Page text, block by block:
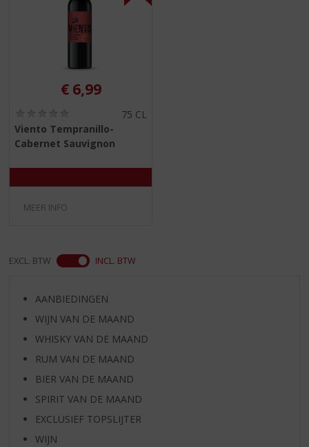
€ 6,99
,
0
5
75 CL
Viento Tempranillo-
Cabernet Sauvignon
MEER INFO
EXCL. BTW INCL. BTW
AANBIEDINGEN
WIJN VAN DE MAAND
WHISKY VAN DE MAAND
RUM VAN DE MAAND
BIER VAN DE MAAND
SPIRIT VAN DE MAAND
EXCLUSIEF TOPSLIJTER
WIJN